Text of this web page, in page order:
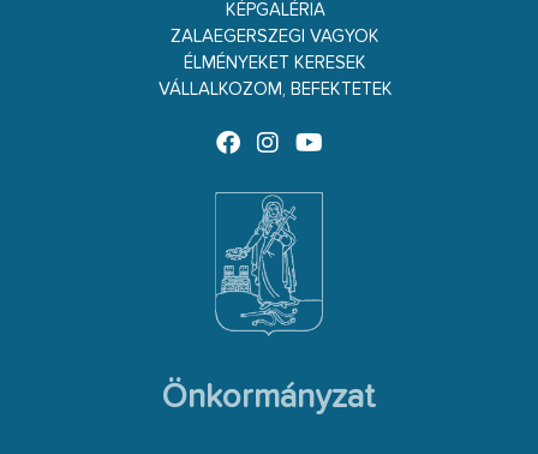
KÉPGALÉRIA
ZALAEGERSZEGI VAGYOK
ÉLMÉNYEKET KERESEK
VÁLLALKOZOM, BEFEKTETEK
Önkormányzat